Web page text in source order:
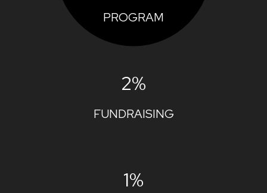
PROGRAM
2%
FUNDRAISING
1%